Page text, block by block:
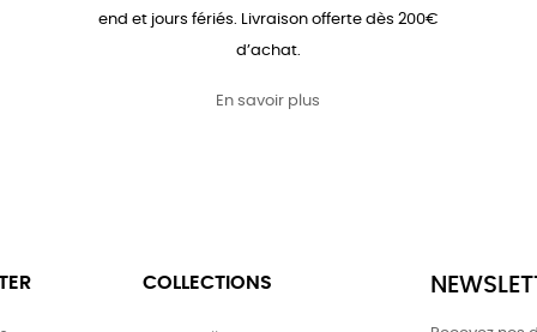
end et jours fériés. Livraison offerte dès 200€
d’achat.
En savoir plus
COLLECTIONS